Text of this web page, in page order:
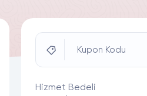
Kupon Kodu
Hizmet Bedeli